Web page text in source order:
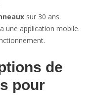
sur 30 ans.
une application mobile.
de
pour